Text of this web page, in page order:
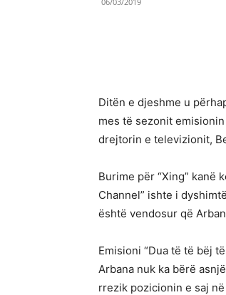
Ditën e djeshme u
mes të sezonit
drejtorin e televizionit,
Burime për “Xing” kanë
Channel” ishte i
është vendosur që
Emisioni “Dua të të bëj
Arbana nuk ka bërë
rrezik pozicionin e saj